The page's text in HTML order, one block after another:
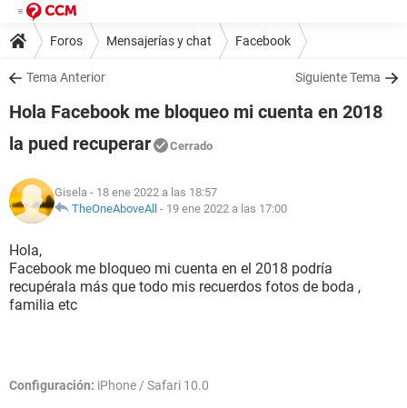
Foros Mensajerías y chat Facebook
Tema Anterior Siguiente Tema
Hola Facebook me bloqueo mi cuenta en 2018
la pued recuperar
Cerrado
Gisela - 18 ene 2022 a las 18:57
TheOneAboveAll - 19 ene 2022 a las 17:00
Hola,
Facebook me bloqueo mi cuenta en el 2018 podría
recupérala más que todo mis recuerdos fotos de boda ,
familia etc
Configuración: iPhone / Safari 10.0